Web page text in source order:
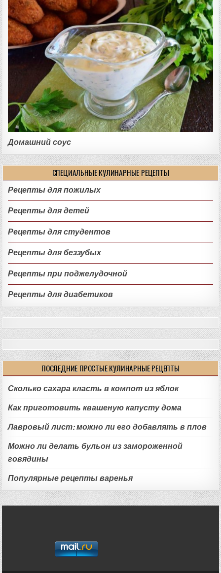
Домашний соус
СПЕЦИАЛЬНЫЕ КУЛИНАРНЫЕ РЕЦЕПТЫ
Рецепты для пожилых
Рецепты для детей
Рецепты для студентов
Рецепты для беззубых
Рецепты при поджелудочной
Рецепты для диабетиков
ПОСЛЕДНИЕ ПРОСТЫЕ КУЛИНАРНЫЕ РЕЦЕПТЫ
Сколько сахара класть в компот из яблок
Как приготовить квашеную капусту дома
Лавровый лист: можно ли его добавлять в плов
Можно ли делать бульон из замороженной
говядины
Популярные рецепты варенья